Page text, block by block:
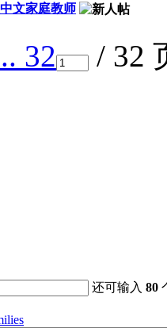
文家庭教师
32 / 32
还可输入80